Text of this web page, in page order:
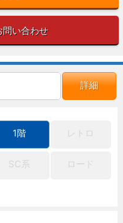
問い合わせ
詳細
1階 レトロ
SC系 ロード